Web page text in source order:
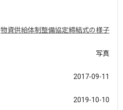
物資供給体制整備協定締結式の様子
写真
2017-09-11
2019-10-10